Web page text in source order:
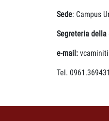
Sede: Campus
Segreteria della
e-mail:
Tel.